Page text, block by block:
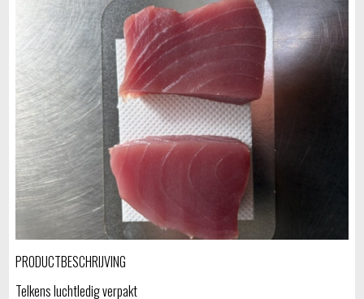
PRODUCTBESCHRIJVING
Telkens luchtledig verpakt